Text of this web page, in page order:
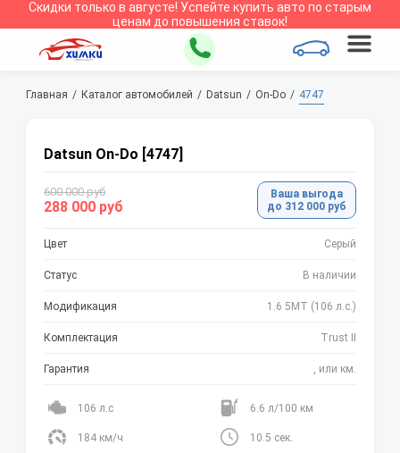
Скидки только в августе! Успейте купить авто по старым
ценам до повышения ставок!
Главная Каталог автомобилей Datsun On-Do 4747
Datsun On-Do [4747]
600 000 руб
288 000 руб
Ваша выгода
до 312 000 руб
Цвет Серый
Статус В наличии
Модификация 1.6 5МТ (106 л.с.)
Комплектация Trust II
Гарантия , или км.
106 л.с 6.6 л/100 км
184 км/ч 10.5 сек.